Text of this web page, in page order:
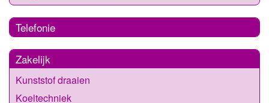
Telefonie
Zakelijk
Kunststof draaien
Koeltechniek